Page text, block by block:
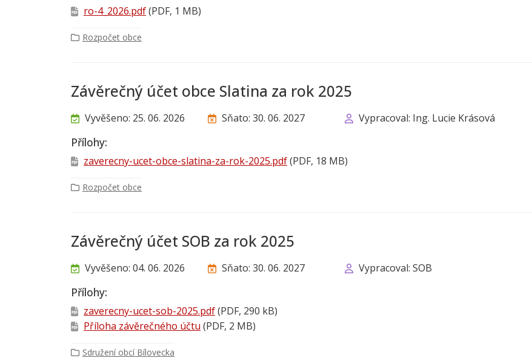
ro-4_2026.pdf(PDF, 1 MB)
Rozpočet obce
Závěrečný účet obce Slatina za rok 2025
Vyvěšeno: 25. 06. 2026 Sňato: 30. 06. 2027 Vypracoval: Ing. Lucie Krásová
Přílohy:
zaverecny-ucet-obce-slatina-za-rok-2025.pdf(PDF, 18 MB)
Rozpočet obce
Závěrečný účet SOB za rok 2025
Vyvěšeno: 04. 06. 2026 Sňato: 30. 06. 2027 Vypracoval: SOB
Přílohy:
zaverecny-ucet-sob-2025.pdf(PDF, 290 kB)
Příloha závěrečného účtu (PDF, 2 MB)
Sdružení obcí Bílovecka